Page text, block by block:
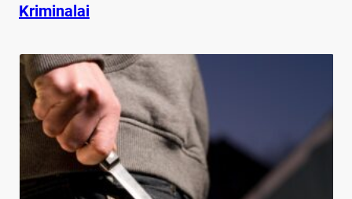
Kriminalai